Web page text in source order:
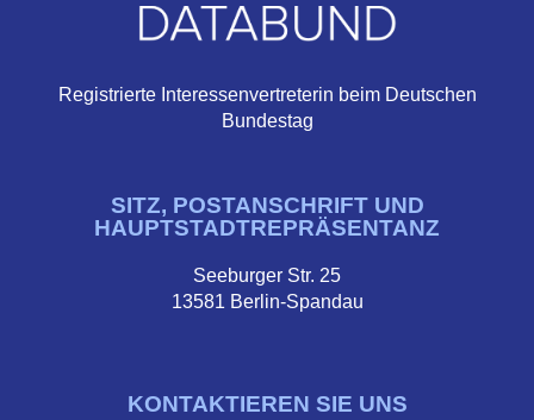
Registrierte Interessenvertreterin beim Deutschen
Bundestag
SITZ, POSTANSCHRIFT UND
HAUPTSTADTREPRÄSENTANZ
Seeburger Str. 25
13581 Berlin-Spandau
KONTAKTIEREN SIE UNS